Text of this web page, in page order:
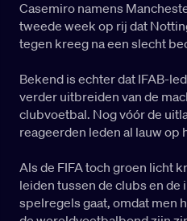
Casemiro namens
tweede week op rij dat
tegen kreeg na een slecht
Bekend is echter dat IFAB-
verder uitbreiden van de
clubvoetbal. Nog vóór de
reageerden leden al lauw op
Als de FIFA toch groen licht
leiden tussen de clubs en de
spelregels gaat, omdat men